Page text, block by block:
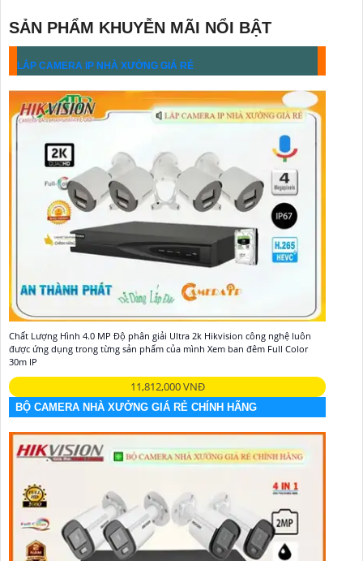
SẢN PHẨM KHUYỄN MÃI NỔI BẬT
LẮP CAMERA IP NHÀ XƯỞNG GIÁ RẺ
Chất Lượng Hình 4.0 MP Độ phân giải Ultra 2k Hikvision công nghệ luôn
được ứng dụng trong từng sản phẩm của mình Xem ban đêm Full Color
30m IP
11,812,000 VNĐ
BỘ CAMERA NHÀ XƯỞNG GIÁ RẺ CHÍNH HÃNG